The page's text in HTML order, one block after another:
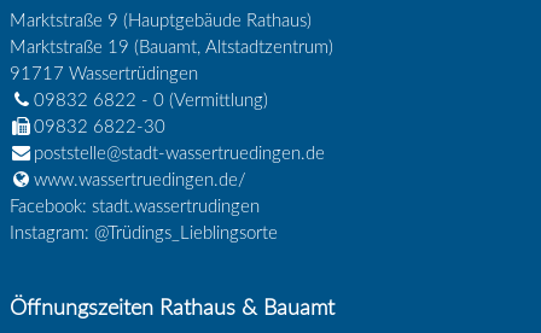
Marktstraße 9 (Hauptgebäude Rathaus)
Marktstraße 19 (Bauamt, Altstadtzentrum)
91717 Wassertrüdingen
09832 6822 - 0(Vermittlung)
09832 6822-30
poststelle@stadt-wassertruedingen.de
www.wassertruedingen.de/
Facebook: stadt.wassertrudingen
Instagram: @Trüdings_Lieblingsorte
Öffnungszeiten Rathaus & Bauamt